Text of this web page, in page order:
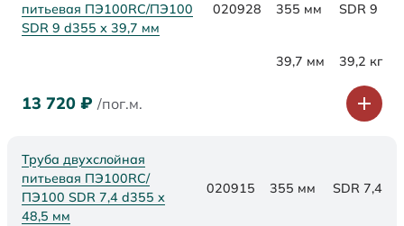
питьевая ПЭ100RC/ПЭ100
SDR 9 d355 х 39,7 мм
020928 355 мм SDR 9
39,7 мм 39,2 кг
13 720 ₽ /пог.м.
Труба двухслойная
питьевая ПЭ100RC/
ПЭ100 SDR 7,4 d355 х
48,5 мм
020915 355 мм SDR 7,4